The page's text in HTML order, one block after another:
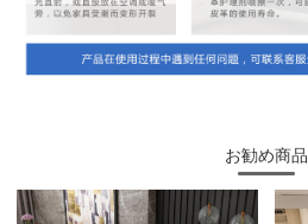
お勧め商品